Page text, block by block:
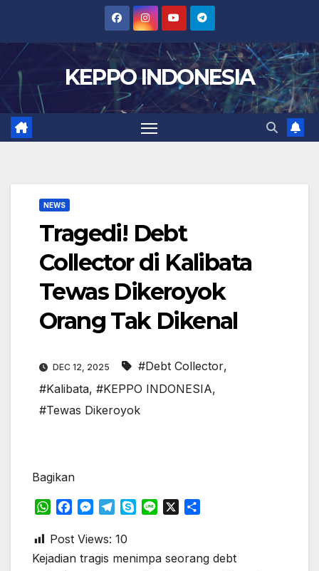
content
KEPPO INDONESIA
NEWS
Tragedi! Debt
Collector di Kalibata
Tewas Dikeroyok
Orang Tak Dikenal
DEC 12, 2025 #Debt Collector,
#Kalibata, #KEPPO INDONESIA,
#Tewas Dikeroyok
Bagikan
W
a
t
c
e
M
s
s
T
l
e
S
p
e
r
Post Views: 10
Kejadian tragis menimpa seorang debt